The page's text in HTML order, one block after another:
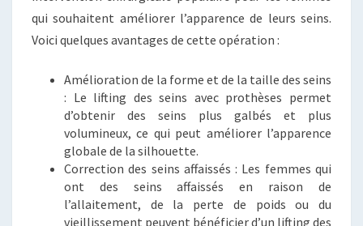
qui souhaitent améliorer l’apparence de leurs seins.
Voici quelques avantages de cette opération :
Amélioration de la forme et de la taille des seins
: Le lifting des seins avec prothèses permet
d’obtenir des seins plus galbés et plus
volumineux, ce qui peut améliorer l’apparence
globale de la silhouette.
Correction des seins affaissés : Les femmes qui
ont des seins affaissés en raison de
l’allaitement, de la perte de poids ou du
vieillissement peuvent bénéficier d’un lifting des